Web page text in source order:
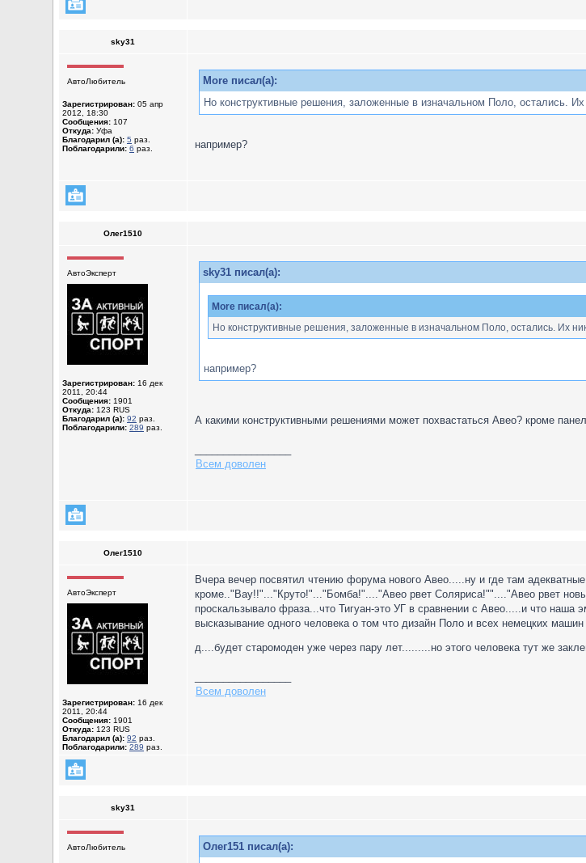
sky31
АвтоЛюбитель
Зарегистрирован: 05 апр
2012, 18:30
Сообщения: 107
Откуда: Уфа
Благодарил (а): 5 раз.
Поблагодарили: 6 раз.
More писал(а):
Но конструктивные решения, заложенные в изначальном Поло, остались.
например?
Олег1510
АвтоЭксперт
Зарегистрирован: 16 дек
2011, 20:44
Сообщения: 1901
Откуда: 123 RUS
Благодарил (а): 92 раз.
Поблагодарили: 289 раз.
sky31 писал(а):
More писал(а):
Но конструктивные решения, заложенные в изначальном Поло, остались. Их
например?
А какими конструктивными решениями может похвастаться Авео? кроме
Всем доволен
Олег1510
АвтоЭксперт
Зарегистрирован: 16 дек
2011, 20:44
Сообщения: 1901
Откуда: 123 RUS
Благодарил (а): 92 раз.
Поблагодарили: 289 раз.
Вчера вечер посвятил чтению форума нового Авео.....ну и где там
кроме.."Вау!!"..."Круто!"..."Бомба!"...."Авео рвет Соляриса!""...."Авео рвет
проскальзывало фраза...что Тигуан-это УГ в сравнении с Авео.....и что наша
высказывание одного человека о том что дизайн Поло и всех немецких
д....будет старомоден уже через пару лет.........но этого человека тут же
Всем доволен
sky31
АвтоЛюбитель
Олег151 писал(а):